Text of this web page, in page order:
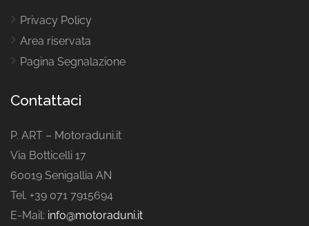
Privacy Policy
Area riservata
Pagina Segnalazione
Contattaci
P. ART – Motoraduni.it
Via Botticelli 17
60019 Senigallia AN
Tel. +39 071 7915694
E-Mail: info@motoraduni.it